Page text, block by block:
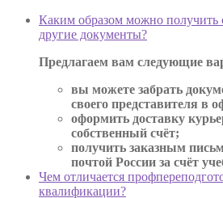
Каким образом можно получить
другие документы?
Предлагаем вам следующие
вы можете забрать
своего представителя в
оформить доставку
собственный счёт;
получить заказным
почтой России за счёт
Чем отличается
квалификации?